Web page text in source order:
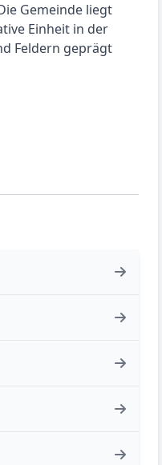
Gemeinde liegt
Einheit in der
Feldern geprägt